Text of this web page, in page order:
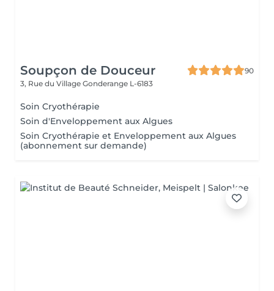
Soupçon de Douceur
90
3, Rue du Village Gonderange L-6183
Soin Cryothérapie
Soin d'Enveloppement aux Algues
Soin Cryothérapie et Enveloppement aux Algues
(abonnement sur demande)